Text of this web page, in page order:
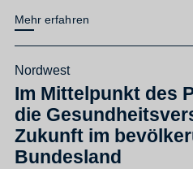
Mehr erfahren
Nordwest
Im Mittelpunkt des
die
Zukunft im
Bundesland